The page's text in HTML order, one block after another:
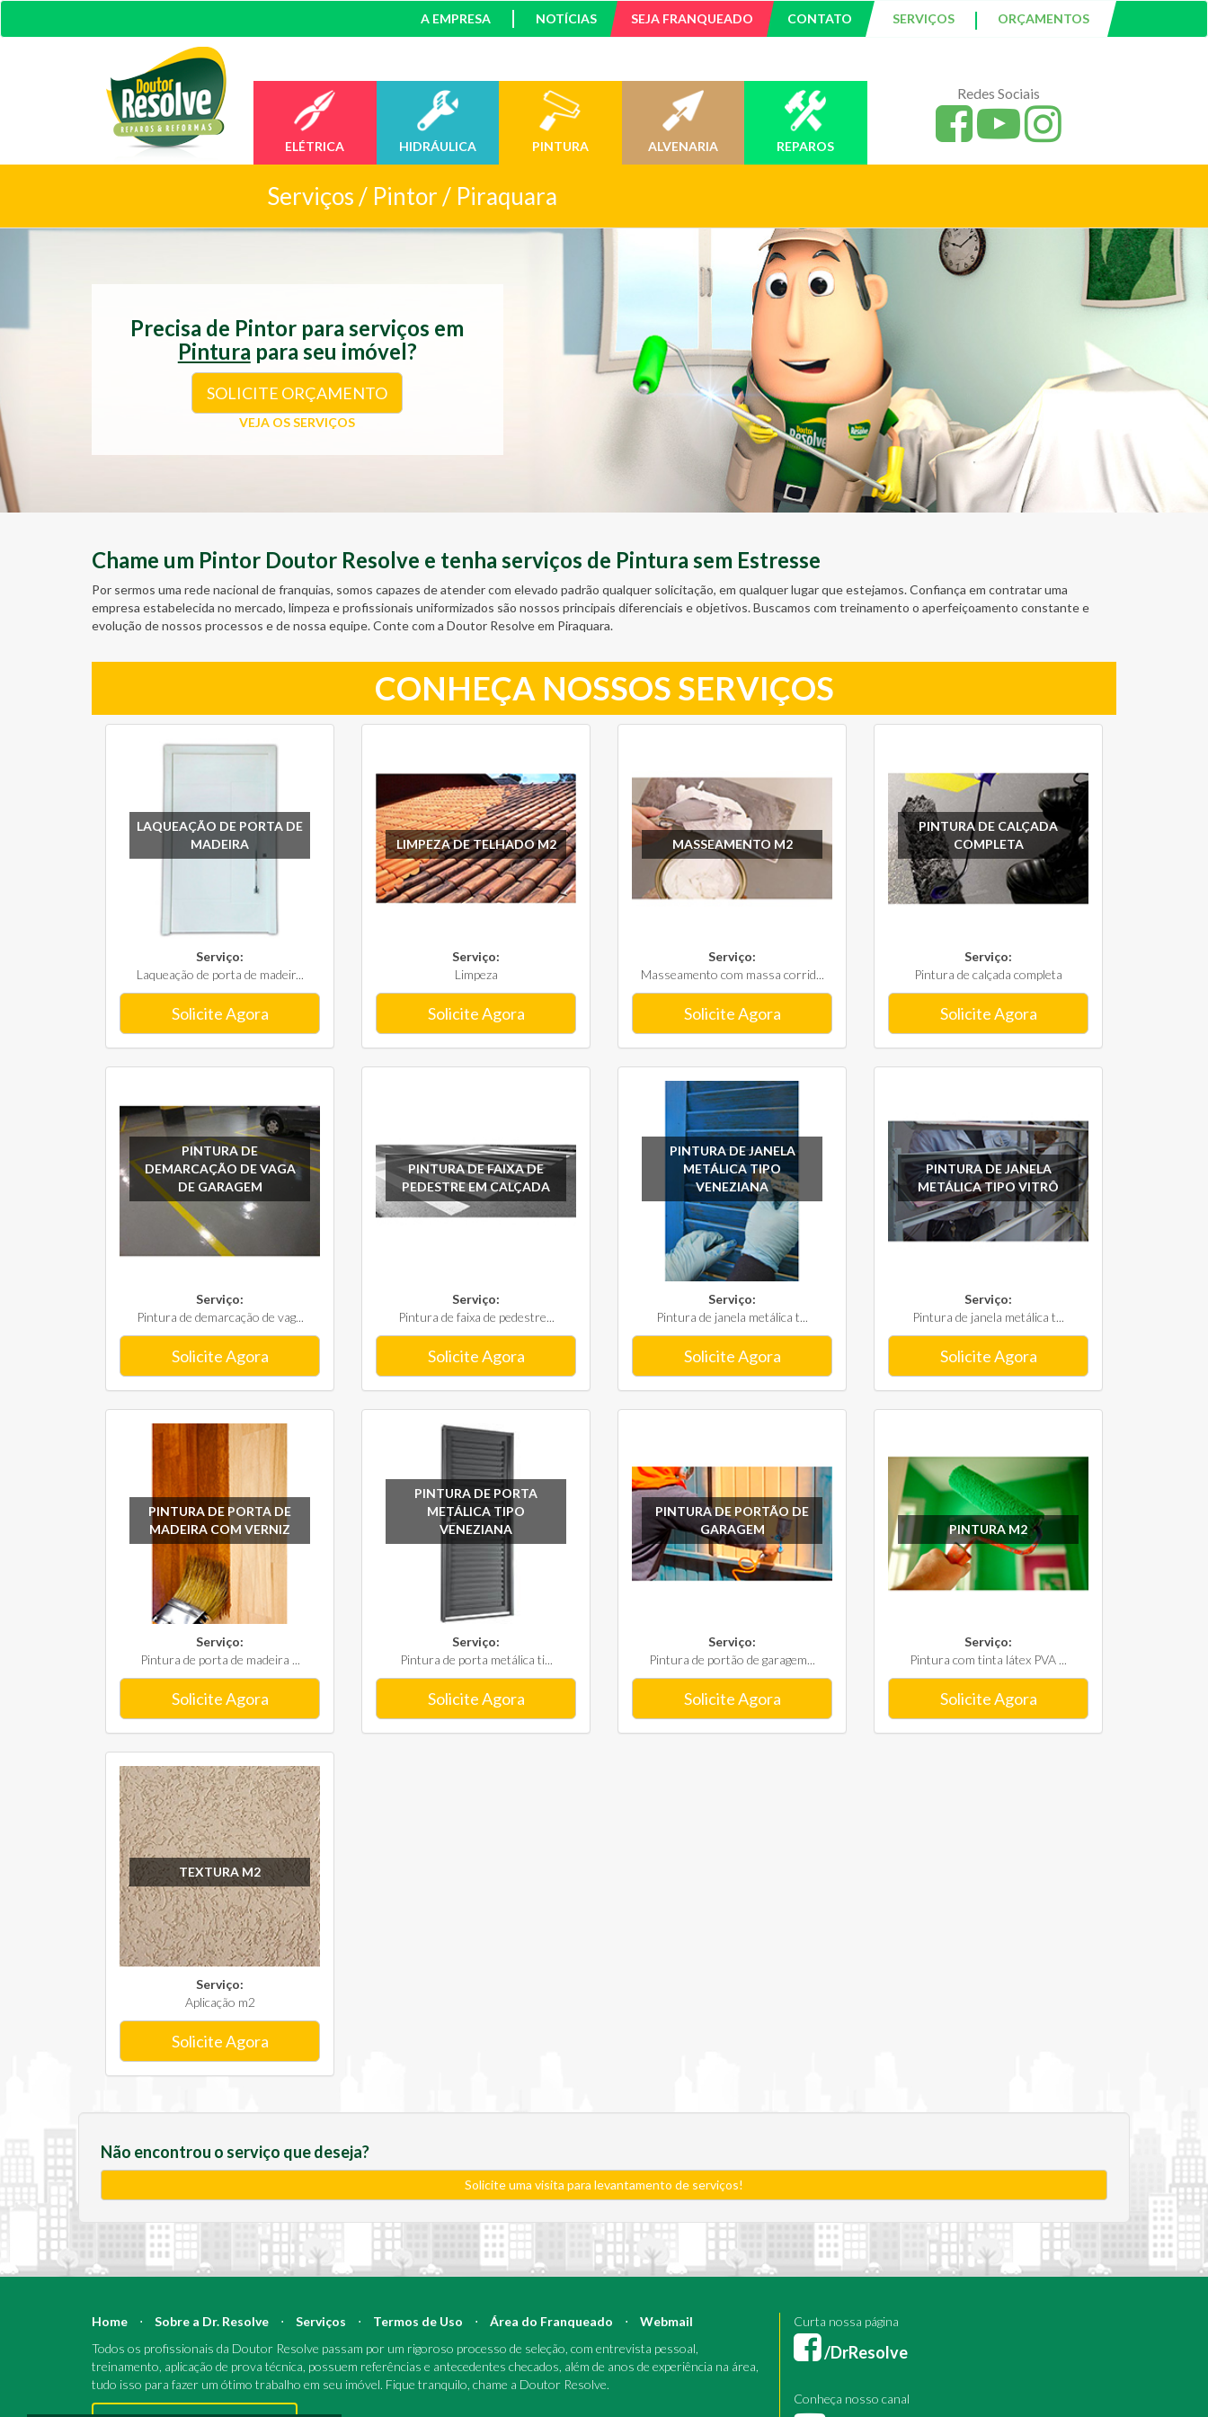
A EMPRESA NOTÍCIAS SEJA FRANQUEADO CONTATO SERVIÇOS | ORÇAMENTOS
ELÉTRICA HIDRÁULICA PINTURA ALVENARIA REPAROS
Redes Sociais
Serviços / Pintor / Piraquara
Precisa de Pintor para serviços em
Pintura para seu imóvel?
SOLICITE ORÇAMENTO
VEJA OS SERVIÇOS
Chame um Pintor Doutor Resolve e tenha serviços de Pintura sem Estresse
Por sermos uma rede nacional de franquias, somos capazes de atender com elevado padrão qualquer solicitação, em qualquer lugar que estejamos. Confiança em contratar uma
empresa estabelecida no mercado, limpeza e profissionais uniformizados são nossos principais diferenciais e objetivos. Buscamos com treinamento o aperfeiçoamento constante e
evolução de nossos processos e de nossa equipe. Conte com a Doutor Resolve em Piraquara.
CONHEÇA NOSSOS SERVIÇOS
LAQUEAÇÃO DE PORTA DE
MADEIRA
Serviço:
Laqueação de porta de madeir...
Solicite Agora
LIMPEZA DE TELHADO M2
Serviço:
Limpeza
Solicite Agora
MASSEAMENTO M2
Serviço:
Masseamento com massa corrid...
Solicite Agora
PINTURA DE CALÇADA
COMPLETA
Serviço:
Pintura de calçada completa
Solicite Agora
PINTURA DE
DEMARCAÇÃO DE VAGA
DE GARAGEM
Serviço:
Pintura de demarcação de vag...
Solicite Agora
PINTURA DE FAIXA DE
PEDESTRE EM CALÇADA
Serviço:
Pintura de faixa de pedestre...
Solicite Agora
PINTURA DE JANELA
METÁLICA TIPO
VENEZIANA
Serviço:
Pintura de janela metálica t...
Solicite Agora
PINTURA DE JANELA
METÁLICA TIPO VITRÔ
Serviço:
Pintura de janela metálica t...
Solicite Agora
PINTURA DE PORTA DE
MADEIRA COM VERNIZ
Serviço:
Pintura de porta de madeira ...
Solicite Agora
PINTURA DE PORTA
METÁLICA TIPO
VENEZIANA
Serviço:
Pintura de porta metálica ti...
Solicite Agora
PINTURA DE PORTÃO DE
GARAGEM
Serviço:
Pintura de portão de garagem...
Solicite Agora
PINTURA M2
Serviço:
Pintura com tinta látex PVA ...
Solicite Agora
TEXTURA M2
Serviço:
Aplicação m2
Solicite Agora
Não encontrou o serviço que deseja?
Solicite uma visita para levantamento de serviços!
Home ⋅ Sobre a Dr. Resolve ⋅ Serviços ⋅ Termos de Uso ⋅ Área do Franqueado ⋅
Webmail
Todos os profissionais da Doutor Resolve passam por um rigoroso processo de seleção, com entrevista pessoal,
treinamento, aplicação de prova técnica, possuem referências e antecedentes checados, além de anos de experiência na área,
tudo isso para fazer um ótimo trabalho em seu imóvel. Fique tranquilo, chame a Doutor Resolve.
Curta nossa página
/DrResolve
Conheça nosso canal